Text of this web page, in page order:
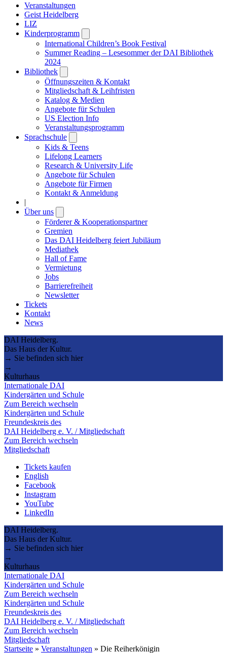
Veranstaltungen
Geist Heidelberg
LIZ
Kinderprogramm
submenu
International Children’s Book Festival
Summer Reading – Lesesommer der DAI Bibliothek
2024
Bibliothek
submenu
Öffnungszeiten & Kontakt
Mitgliedschaft & Leihfristen
Katalog & Medien
Angebote für Schulen
US Election Info
Veranstaltungsprogramm
Sprachschule
submenu
Kids & Teens
Lifelong Learners
Research & University Life
Angebote für Schulen
Angebote für Firmen
Kontakt & Anmeldung
|
Über uns
submenu
Förderer & Kooperationspartner
Gremien
Das DAI Heidelberg feiert Jubiläum
Mediathek
Hall of Fame
Vermietung
Jobs
Barrierefreiheit
Newsletter
Tickets
Kontakt
News
DAI Heidelberg.
Das Haus der Kultur.
→ Sie befinden sich hier
→
Kulturhaus
Internationale DAI
Kindergärten und Schule
Zum Bereich wechseln
Kindergärten und Schule
Freundeskreis des
DAI Heidelberg e. V. / Mitgliedschaft
Zum Bereich wechseln
Mitgliedschaft
Tickets kaufen
English
Facebook
Instagram
YouTube
LinkedIn
DAI Heidelberg.
Das Haus der Kultur.
→ Sie befinden sich hier
→
Kulturhaus
Internationale DAI
Kindergärten und Schule
Zum Bereich wechseln
Kindergärten und Schule
Freundeskreis des
DAI Heidelberg e. V. / Mitgliedschaft
Zum Bereich wechseln
Mitgliedschaft
Startseite » Veranstaltungen » Die Reiherkönigin